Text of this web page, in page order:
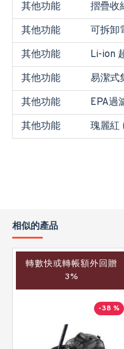
其他功能
摺疊收
其他功能
可拆卸
其他功能
Li-ion
其他功能
易潔式
其他功能
EPA過
其他功能
瑰麗紅
相似的產品
轉數快或轉帳額外回贈
3%
-38 %